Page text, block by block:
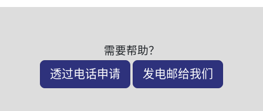
需要帮助？
透过电话申请 发电邮给我们